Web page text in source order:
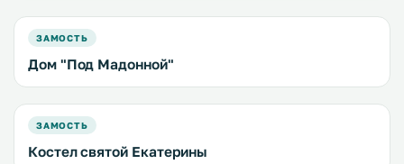
ЗАМОСТЬ
Дом "Под Мадонной"
ЗАМОСТЬ
Костел святой Екатерины